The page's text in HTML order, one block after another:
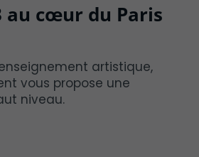
au cœur du Paris
artistique,
vous propose une
niveau.